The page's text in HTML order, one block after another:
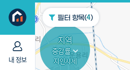
내 정보
필터 항목(4)
지역
증감률
지인시세